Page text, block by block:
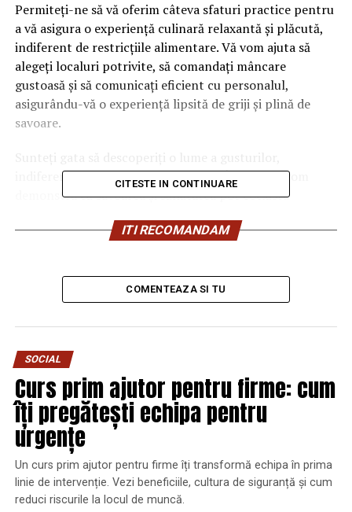
Permiteți-ne să vă oferim câteva sfaturi practice pentru
a vă asigura o experiență culinară relaxantă și plăcută,
indiferent de restricțiile alimentare. Vă vom ajuta să
alegeți localuri potrivite, să comandați mâncare
gustoasă și să comunicați eficient cu personalul,
asigurându-vă o experiență lipsită de griji și plină de
savoare.
indiferent de restricțiile alimentare? Împreună vom
demonstra că savoarea și sănătatea pot coexista
Primul pas este alegerea restaurantului potrivit care să
vă satisfacă nevoile alimentare fără gluten. Iată câteva
sfaturi utile:
Cercetare online:
dedicate pentru a căuta restaurante care oferă
opțiuni fără gluten în meniu sau care sunt certificate
ca fiind fără gluten.
Citiți recenziile:
altor clienți care urmează o dietă fără gluten pentru
a afla despre experiențele lor la anumite
restaurante.
CITESTE IN CONTINUARE
ITI RECOMANDAM
COMENTEAZA SI TU
SOCIAL
Curs prim ajutor pentru firme: cum
îți pregătești echipa pentru
urgențe
Un curs prim ajutor pentru firme îți transformă echipa în prima
linie de intervenție. Vezi beneficiile, cultura de siguranță și cum
reduci riscurile la locul de muncă.